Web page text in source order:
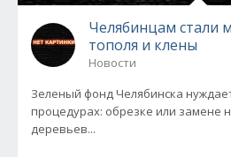
Челябинцам стали
тополя и клены
Новости
Зеленый фонд Челябинска
процедурах: обрезке или замене
деревьев...